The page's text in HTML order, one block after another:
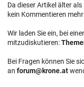
Da dieser Artikel älter
kein Kommentieren
Wir laden Sie ein, bei
mitzudiskutieren:
Bei Fragen können Sie
an forum@krone.at